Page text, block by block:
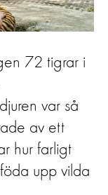
72 tigrar i
var så
av ett
hur farligt
upp vilda